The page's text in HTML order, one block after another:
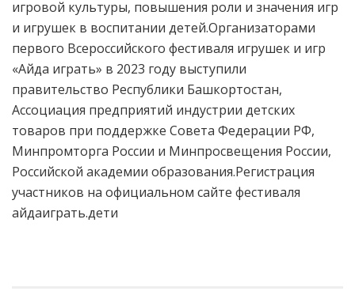
игровой культуры, повышения роли и значения игр
и игрушек в воспитании детей.Организаторами
первого Всероссийского фестиваля игрушек и игр
«Айда играть» в 2023 году выступили
правительство Республики Башкортостан,
Ассоциация предприятий индустрии детских
товаров при поддержке Совета Федерации РФ,
Минпромторга России и Минпросвещения России,
Российской академии образования.Регистрация
участников на официальном сайте фестиваля
айдаиграть.дети